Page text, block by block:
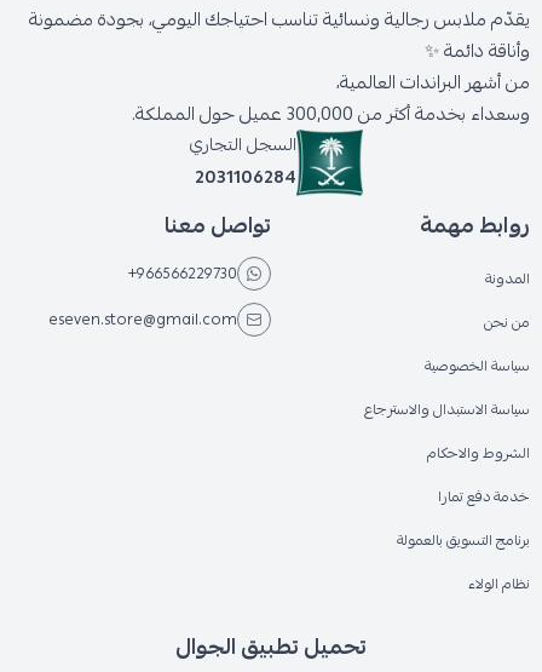
يقدّم ملابس رجالية ونسائية تناسب احتياجك اليومي، بجودة مضمونة
وأناقة دائمة ✨
من أشهر البراندات العالمية،
وسعداء بخدمة أكثر من 300,000 عميل حول المملكة.
السجل التجاري
2031106284
روابط مهمة
المدونة
من نحن
سياسة الخصوصية
سياسة الاستبدال والاسترجاع
الشروط والاحكام
خدمة دفع تمارا
برنامج التسويق بالعمولة
نظام الولاء
تواصل معنا
+966566229730
eseven.store@gmail.com
تحميل تطبيق الجوال